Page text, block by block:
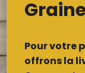
Pour votre
offrons la